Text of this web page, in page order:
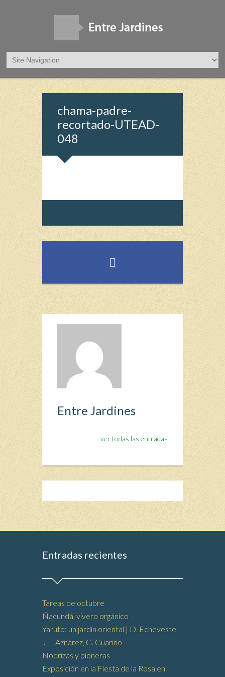
chama-padre-
recortado-UTEAD-
048
Entre Jardines
ver todas las entradas
Entradas recientes
Tareas de octubre
Ñacundá, vivero orgánico
Yaruto: un jardín oriental | D. Echeveste,
J.L. Aznárez, G. Guarino
Nodrizas y pioneras
Exposición en la Fiesta de la Rosa en